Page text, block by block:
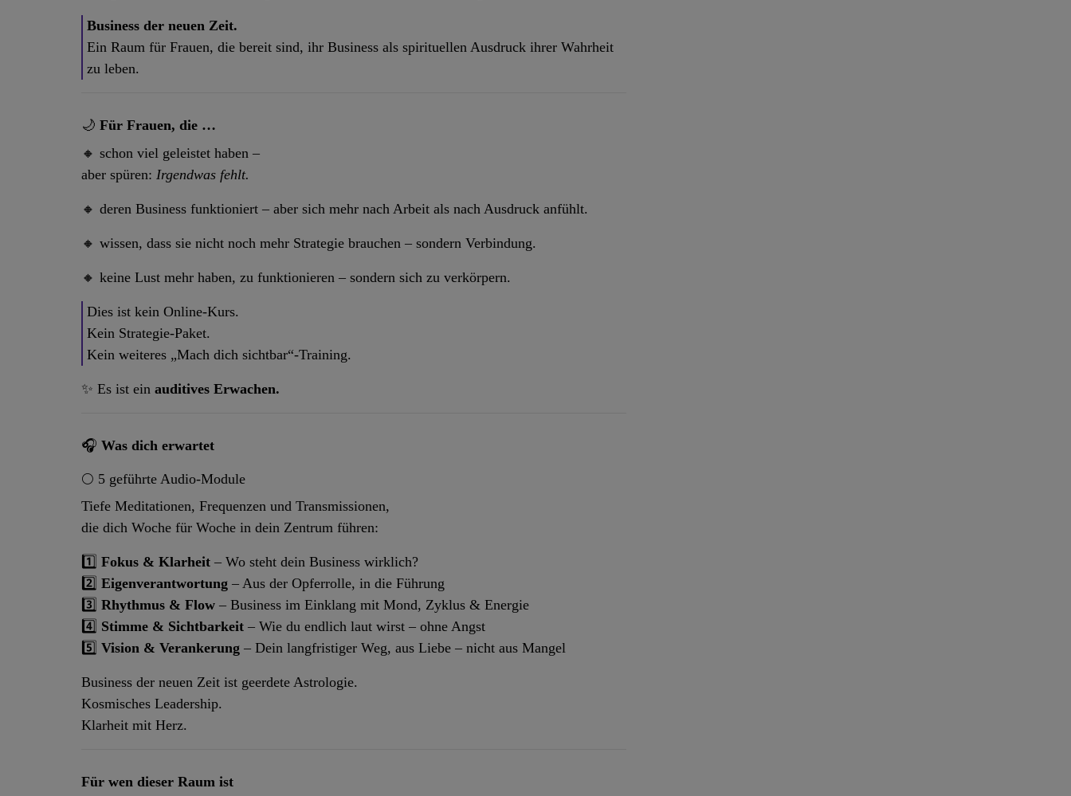
Business der neuen Zeit.
Ein Raum für Frauen, die bereit sind, ihr Business als spirituellen Ausdruck ihrer Wahrheit
zu leben.
🌙 Für Frauen, die …
🔸 schon viel geleistet haben –
aber spüren: Irgendwas fehlt.
🔸 deren Business funktioniert – aber sich mehr nach Arbeit als nach Ausdruck anfühlt.
🔸 wissen, dass sie nicht noch mehr Strategie brauchen – sondern Verbindung.
🔸 keine Lust mehr haben, zu funktionieren – sondern sich zu verkörpern.
Dies ist kein Online-Kurs.
Kein Strategie-Paket.
Kein weiteres „Mach dich sichtbar“-Training.
✨ Es ist ein auditives Erwachen.
🎧 Was dich erwartet
🌕 5 geführte Audio-Module
Tiefe Meditationen, Frequenzen und Transmissionen,
die dich Woche für Woche in dein Zentrum führen:
1️⃣ Fokus & Klarheit – Wo steht dein Business wirklich?
2️⃣ Eigenverantwortung – Aus der Opferrolle, in die Führung
3️⃣ Rhythmus & Flow – Business im Einklang mit Mond, Zyklus & Energie
4️⃣ Stimme & Sichtbarkeit – Wie du endlich laut wirst – ohne Angst
5️⃣ Vision & Verankerung – Dein langfristiger Weg, aus Liebe – nicht aus Mangel
Business der neuen Zeit ist geerdete Astrologie.
Kosmisches Leadership.
Klarheit mit Herz.
Für wen dieser Raum ist